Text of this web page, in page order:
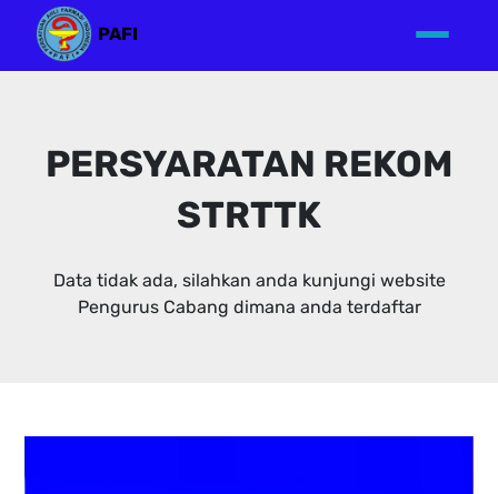
PAFI
PERSYARATAN REKOM
STRTTK
Data tidak ada, silahkan anda kunjungi website
Pengurus Cabang dimana anda terdaftar